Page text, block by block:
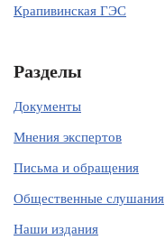
Крапивинская ГЭС
Разделы
Документы
Мнения экспертов
Письма и обращения
Общественные слушания
Наши издания